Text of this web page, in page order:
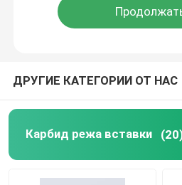
Твердые лезвия пилы
ДРУГИЕ КАТЕГОРИИ ОТ НАС
Карбид режа вставки